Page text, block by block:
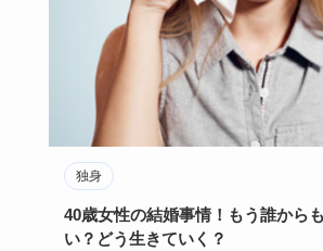
独身
40歳女性の結婚事情！もう誰から
い？どう生きていく？